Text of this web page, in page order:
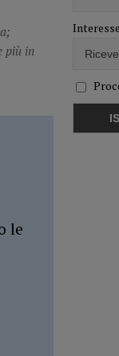
più in
le